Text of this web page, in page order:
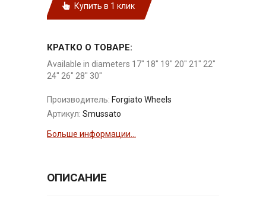
Купить в 1 клик
КРАТКО О ТОВАРЕ:
Available in diameters 17" 18" 19" 20" 21" 22"
24" 26" 28" 30"
Производитель: Forgiato Wheels
Артикул: Smussato
Больше информации...
ОПИСАНИЕ